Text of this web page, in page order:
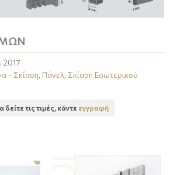
2017
- Σκίαση, Πάνελ, Σκίαση Εσωτερικού
δείτε τις τιμές, κάντε εγγραφή